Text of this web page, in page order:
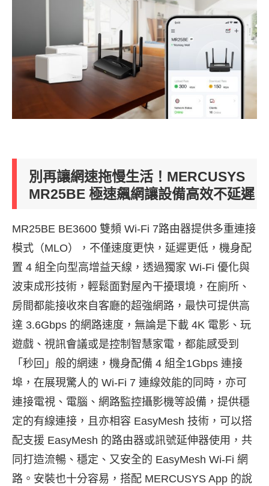
別再讓網速拖慢生活！MERCUSYS
MR25BE 極速飆網讓設備高效不延遲
MR25BE BE3600 雙頻 Wi-Fi 7路由器提供多重連接
模式（MLO），不僅速度更快，延遲更低，機身配
置 4 組全向型高增益天線，透過獨家 Wi-Fi 優化與
波束成形技術，輕鬆面對屋內干擾環境，在廁所、
房間都能接收來自客廳的超強網路，最快可提供高
達 3.6Gbps 的網路速度，無論是下載 4K 電影、玩
遊戲、視訊會議或是控制智慧家電，都能感受到
「秒回」般的網速，機身配備 4 組全1Gbps 連接
埠，在展現驚人的 Wi-Fi 7 連線效能的同時，亦可
連接電視、電腦、網路監控攝影機等設備，提供穩
定的有線連接，且亦相容 EasyMesh 技術，可以搭
配支援 EasyMesh 的路由器或訊號延伸器使用，共
同打造流暢、穩定、又安全的 EasyMesh Wi-Fi 網
路。安裝也十分容易，搭配 MERCUSYS App 的說